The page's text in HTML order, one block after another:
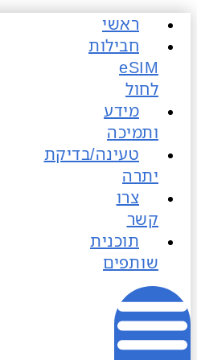
ראשי
חבילות
לחול
מידע
ותמיכה
טעינה/בדיקת
יתרה
צרו
קשר
תוכנית
שותפים